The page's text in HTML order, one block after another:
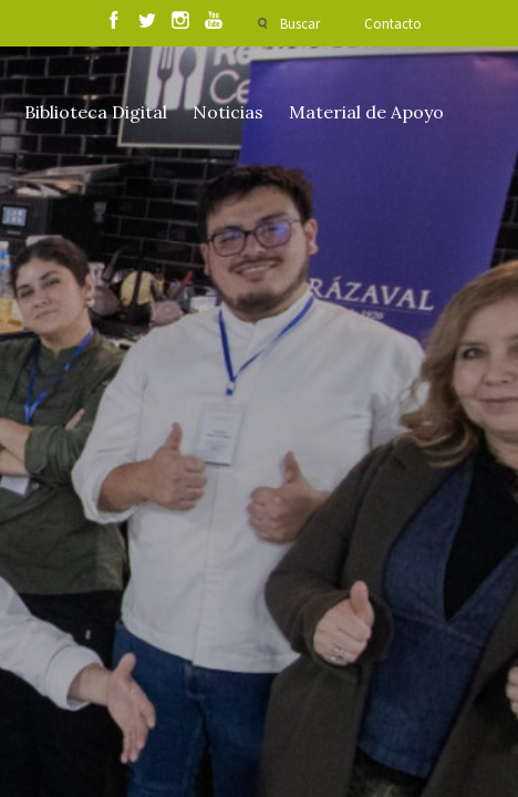
Buscar Contacto
Biblioteca Digital Noticias Material de Apoyo